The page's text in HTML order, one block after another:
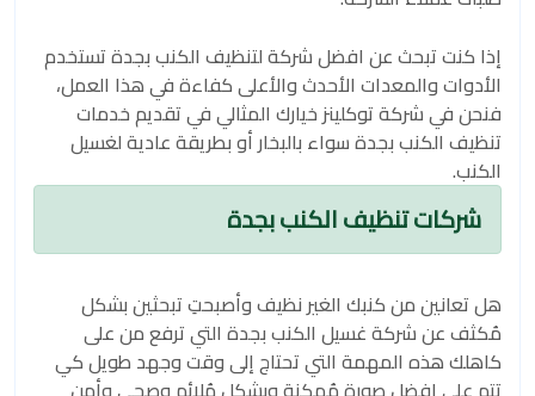
إذا كنت تبحث عن افضل شركة لتنظيف الكنب بجدة تستخدم
الأدوات والمعدات الأحدث والأعلى كفاءة في هذا العمل،
فنحن في شركة توكلينز خيارك المثالي في تقديم خدمات
تنظيف الكنب بجدة سواء بالبخار أو بطريقة عادية لغسيل
الكنب.
شركات تنظيف الكنب بجدة
هل تعانين من كنبك الغير نظيف وأصبحتِ تبحثين بشكل
مُكثف عن شركة غسيل الكنب بجدة التي ترفع من على
كاهلك هذه المهمة التي تحتاج إلى وقت وجهد طويل كي